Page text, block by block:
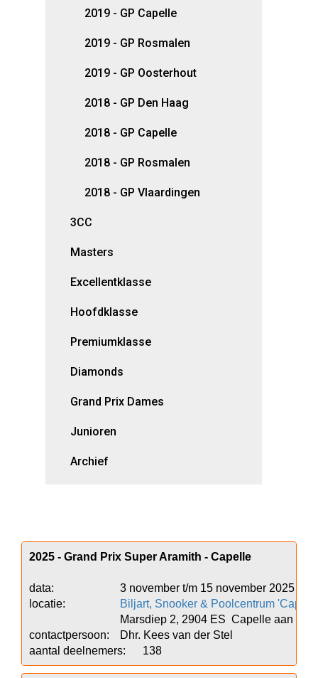
2019 - GP Capelle
2019 - GP Rosmalen
2019 - GP Oosterhout
2018 - GP Den Haag
2018 - GP Capelle
2018 - GP Rosmalen
2018 - GP Vlaardingen
3CC
Masters
Excellentklasse
Hoofdklasse
Premiumklasse
Diamonds
Grand Prix Dames
Junioren
Archief
2025 - Grand Prix Super Aramith - Capelle
data:			3 november t/m 15 november 2025
Biljart, Snooker & Poolcentrum
contactpersoon:	Dhr. Kees van der Stel
aantal deelnemers:	138